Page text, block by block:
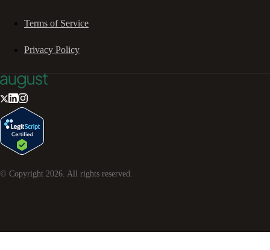
Terms of Service
Privacy Policy
© Copyright 2026. All rights reserved.